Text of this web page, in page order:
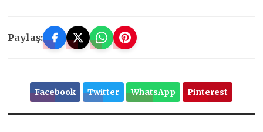
Paylaş:
Facebook Twitter WhatsApp Pinterest